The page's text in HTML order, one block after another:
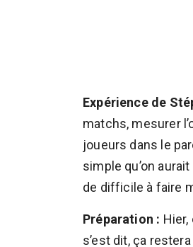
Expérience de
matchs, mesurer
joueurs dans le
simple qu’on
de difficile à faire
Préparation :
s’est dit, ça